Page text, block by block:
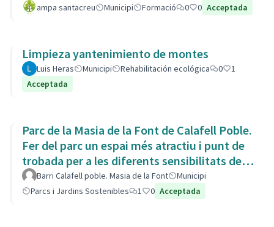
ampa santacreu Municipi Formació 0 0 Acceptada
Limpieza yantenimiento de montes
Luis Heras Municipi Rehabilitación ecológica 0
1
Acceptada
Parc de la Masia de la Font de Calafell Poble.
Fer del parc un espai més atractiu i punt de
trobada per a les diferents sensibilitats del
barri.Barri Calafell poble. Masia de la Font
Municipi
Parcs i Jardins Sostenibles
1 0 Acceptada